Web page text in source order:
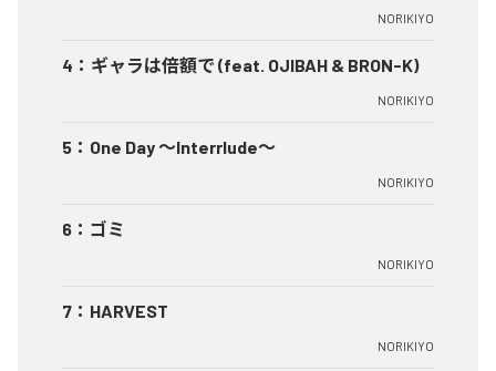
NORIKIYO
4 ： ギャラは倍額で (feat. OJIBAH & BRON-K)
NORIKIYO
5 ： One Day ～Interrlude～
NORIKIYO
6 ： ゴミ
NORIKIYO
7 ： HARVEST
NORIKIYO